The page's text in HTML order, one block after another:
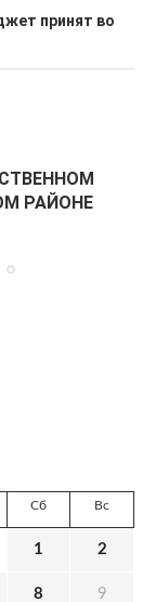
принят во
РАЙОНЕ
Сб Вс
1 2
8 9